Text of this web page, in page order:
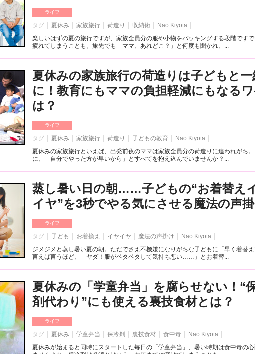
ライフ
タグ 夏休み 家族旅行 荷造り 収納術
Nao Kiyota
楽しいはずの夏の旅行ですが、家族全員分の服や小物をパッキングする段階ですで
疲れてしまうことも。旅先でも「ママ、あれどこ？」と何度も聞かれ、...
夏休みの家族旅行の荷造りは子どもと一
に！教育にもママの負担軽減にもなる
は？
ライフ
タグ 夏休み 家族旅行 荷造り 子どもの教育
Nao Kiyota
夏休みの家族旅行といえば、出発前夜のママは家族全員分の荷造りに追われがち。
に、「自分でやった方が早いから」とすべてを抱え込んでいませんか？...
蒸し暑い日の朝……子どもの“お着替え
イヤ”を3秒でやる気にさせる魔法の声
ライフ
タグ 子ども お着換え イヤイヤ 魔法の声掛け
Nao Kiyota
ジメジメと蒸し暑い夏の朝。ただでさえ不機嫌になりがちな子どもに「早く着替え
言えば言うほど、「ヤダ！服がペタペタして気持ち悪い……」とお着替...
夏休みの「学童弁当」を腐らせない！“
剤代わり”にも使える裏技食材とは？
ライフ
タグ 夏休み 学童弁当 保冷剤 裏技食材 食中毒
Nao Kiyota
夏休みが始まると同時にスタートした毎日の「学童弁当」、暑い時期は食中毒の